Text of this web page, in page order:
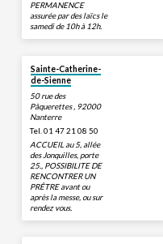
PERMANENCE
assurée par des laïcs le
samedi de 10h à 12h.
Sainte-Catherine-
de-Sienne
50 rue des
Pâquerettes , 92000
Nanterre
Tel. 01 47 21 08 50
ACCUEIL au 5, allée
des Jonquilles, porte
25., POSSIBILITE DE
RENCONTRER UN
PRÊTRE avant ou
après la messe, ou sur
rendez vous.